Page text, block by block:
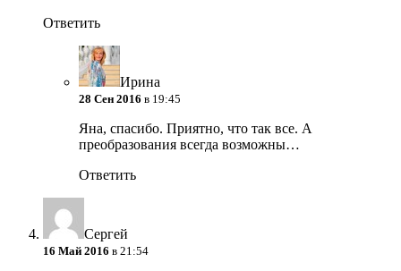
Ответить
Ирина
28 Сен 2016 в 19:45
Яна, спасибо. Приятно, что так все. А
преобразования всегда возможны…
Ответить
Сергей
16 Май 2016 в 21:54